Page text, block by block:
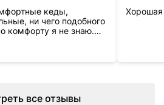
кеды,
ни чего подобного
комфорту я не знаю.
радовать и помогать
Хорошая
все отзывы